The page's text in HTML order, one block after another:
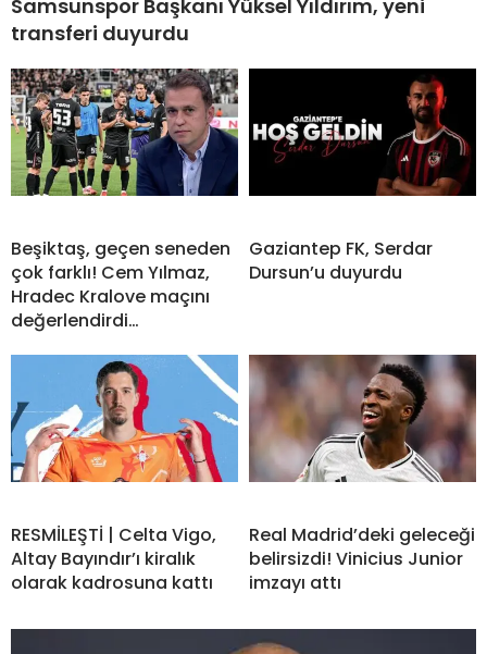
Samsunspor Başkanı Yüksel Yıldırım, yeni
transferi duyurdu
Beşiktaş, geçen seneden
çok farklı! Cem Yılmaz,
Hradec Kralove maçını
değerlendirdi…
Gaziantep FK, Serdar
Dursun’u duyurdu
RESMİLEŞTİ | Celta Vigo,
Altay Bayındır’ı kiralık
olarak kadrosuna kattı
Real Madrid’deki geleceği
belirsizdi! Vinicius Junior
imzayı attı